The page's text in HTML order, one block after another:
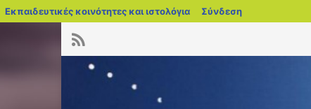
Εκπαιδευτικές κοινότητες και ιστολόγια blogs.sch.gr
Σύνδεση